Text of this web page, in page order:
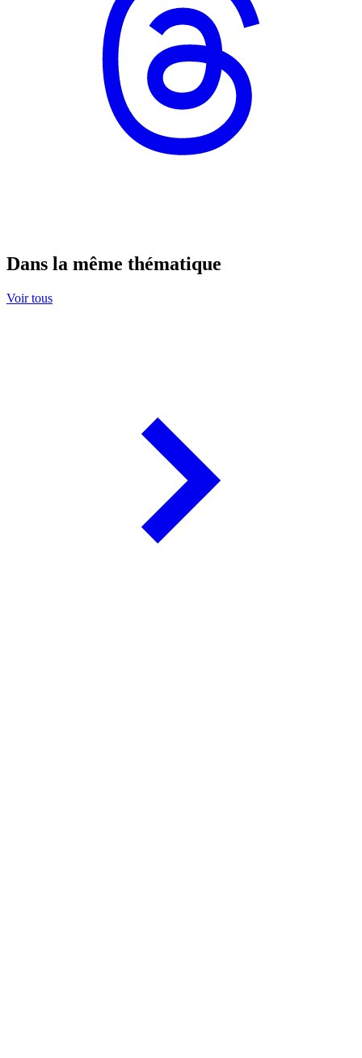
Dans la même thématique
Voir tous